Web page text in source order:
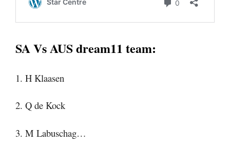
SA Vs AUS dream11 team:
1. H Klaasen
2. Q de Kock
3. M Labuschag…